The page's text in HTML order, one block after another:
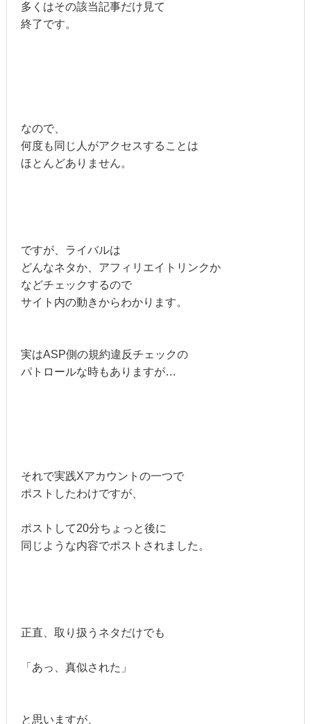
多くはその該当記事だけ見て
終了です。
なので、
何度も同じ人がアクセスすることは
ほとんどありません。
ですが、ライバルは
どんなネタか、アフィリエイトリンクか
などチェックするので
サイト内の動きからわかります。
実はASP側の規約違反チェックの
パトロールな時もありますが…
それで実践Xアカウントの一つで
ポストしたわけですが、
ポストして20分ちょっと後に
同じような内容でポストされました。
正直、取り扱うネタだけでも
「あっ、真似された」
と思いますが、